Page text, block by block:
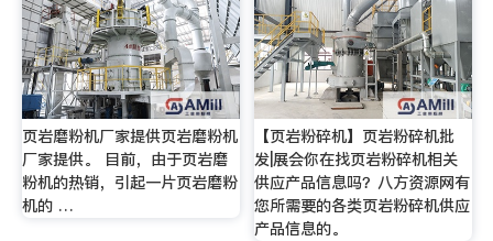
页岩磨粉机厂家提供页岩磨粉机
厂家提供。 目前，由于页岩磨
粉机的热销，引起一片页岩磨粉
机的 …
【页岩粉碎机】页岩粉碎机批
发|展会你在找页岩粉碎机相关
供应产品信息吗？八方资源网有
您所需要的各类页岩粉碎机供应
产品信息的。